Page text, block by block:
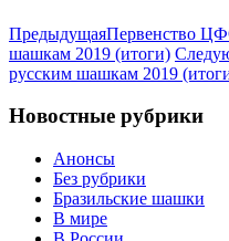
ПредыдущаяПервенство
шашкам 2019 (итоги)
русским шашкам 2019
Новостные рубрики
Анонсы
Без рубрики
Бразильские шашки
В мире